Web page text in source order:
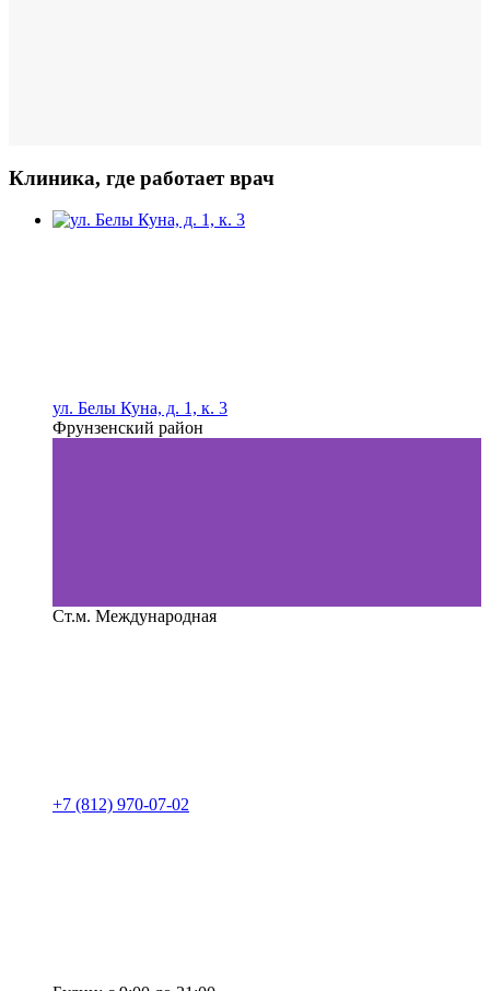
Клиника, где работает врач
ул. Белы Куна, д. 1, к. 3
Фрунзенский район
Ст.м. Международная
+7 (812) 970-07-02